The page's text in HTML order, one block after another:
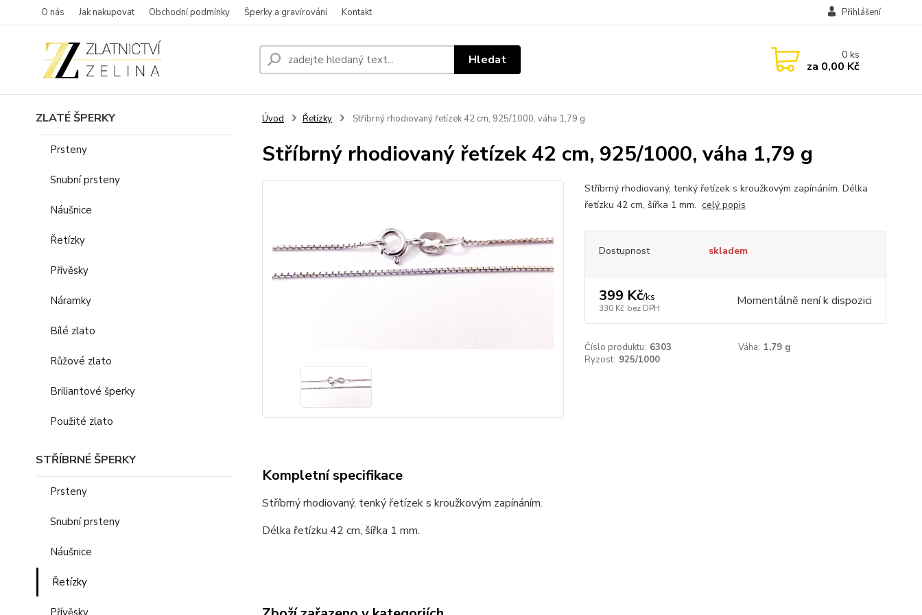
O nás Jak nakupovat Obchodní podmínky Šperky a gravírování Kontakt Přihlášení
Hledat 0ks
za 0,00 Kč
ZLATÉ ŠPERKY
Prsteny
Snubní prsteny
Náušnice
Řetízky
Přívěsky
Náramky
Bílé zlato
Růžové zlato
Briliantové šperky
Použité zlato
STŘÍBRNÉ ŠPERKY
Prsteny
Snubní prsteny
Náušnice
Řetízky
Přívěsky
Úvod Řetízky Stříbrný rhodiovaný řetízek 42 cm, 925/1000, váha 1,79 g
Stříbrný rhodiovaný řetízek 42 cm, 925/1000, váha 1,79 g
Stříbrný rhodiovaný, tenký řetízek s kroužkovým zapínáním. Délka
řetízku 42 cm, šířka 1 mm. celý popis
Dostupnost skladem
399 Kč/ks
330 Kč bez DPH Momentálně není k dispozici
Číslo produktu: 6303 Váha: 1,79 g
Ryzost: 925/1000
Kompletní specifikace
Stříbrný rhodiovaný, tenký řetízek s kroužkovým zapínáním.
Délka řetízku 42 cm, šířka 1 mm.